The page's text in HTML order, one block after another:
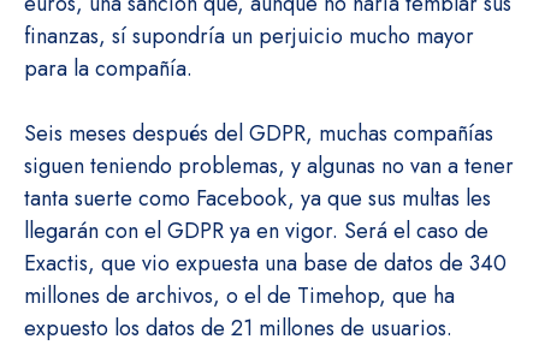
finanzas, sí supondría un perjuicio mucho mayor
para la compañía.
Seis meses después del GDPR, muchas compañías
siguen teniendo problemas, y algunas no van a tener
tanta suerte como Facebook, ya que sus multas les
llegarán con el GDPR ya en vigor. Será el caso de
Exactis, que vio expuesta una base de datos de 340
millones de archivos, o el de Timehop, que ha
expuesto los datos de 21 millones de usuarios.